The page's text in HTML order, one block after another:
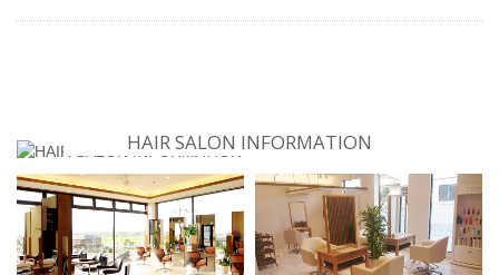
HAIR SALON INFORMATION